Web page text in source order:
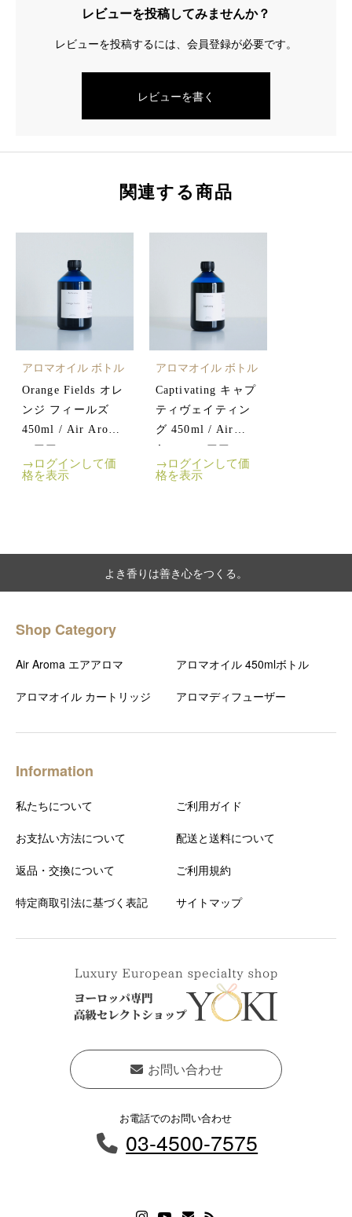
レビューを投稿してみませんか？
レビューを投稿するには、会員登録が必要です。
レビューを書く
関連する商品
アロマオイル ボトル
Orange Fields オレ
ンジ フィールズ
450ml / Air Aroma
エアアロマ
→ログインして価
格を表示
アロマオイル ボトル
Captivating キャプ
ティヴェイティン
グ 450ml / Air
Aroma エアアロマ
→ログインして価
格を表示
よき香りは善き心をつくる。
Shop Category
Air Aroma エアアロマ アロマオイル 450mlボトル
アロマオイル カートリッジ アロマディフューザー
Information
私たちについて ご利用ガイド
お支払い方法について 配送と送料について
返品・交換について ご利用規約
特定商取引法に基づく表記 サイトマップ
お問い合わせ
お電話でのお問い合わせ
03-4500-7575